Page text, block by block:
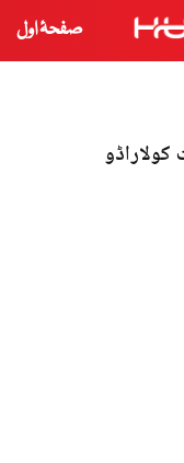
صفحۂ اول